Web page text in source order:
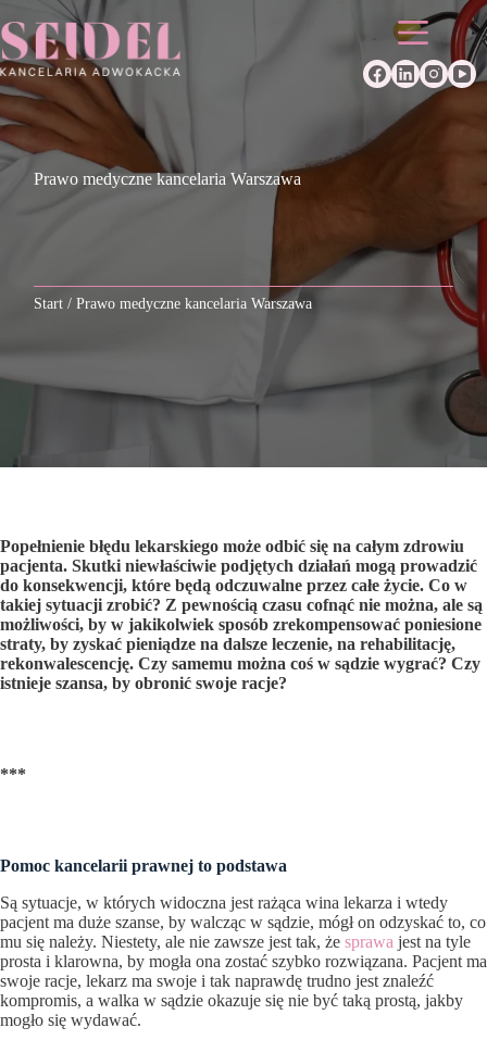
do
treści
Prawo medyczne kancelaria Warszawa
Start / Prawo medyczne kancelaria Warszawa
Popełnienie błędu lekarskiego może odbić się na całym zdrowiu
pacjenta. Skutki niewłaściwie podjętych działań mogą prowadzić
do konsekwencji, które będą odczuwalne przez całe życie. Co w
takiej sytuacji zrobić? Z pewnością czasu cofnąć nie można, ale są
możliwości, by w jakikolwiek sposób zrekompensować poniesione
straty, by zyskać pieniądze na dalsze leczenie, na rehabilitację,
rekonwalescencję. Czy samemu można coś w sądzie wygrać? Czy
istnieje szansa, by obronić swoje racje?
***
Pomoc kancelarii prawnej to podstawa
Są sytuacje, w których widoczna jest rażąca wina lekarza i wtedy
pacjent ma duże szanse, by walcząc w sądzie, mógł on odzyskać to, co
mu się należy. Niestety, ale nie zawsze jest tak, że sprawa jest na tyle
prosta i klarowna, by mogła ona zostać szybko rozwiązana. Pacjent ma
swoje racje, lekarz ma swoje i tak naprawdę trudno jest znaleźć
kompromis, a walka w sądzie okazuje się nie być taką prostą, jakby
mogło się wydawać.